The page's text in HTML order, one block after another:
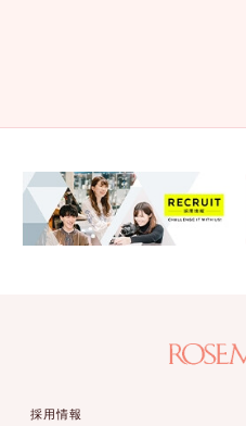
採用情報